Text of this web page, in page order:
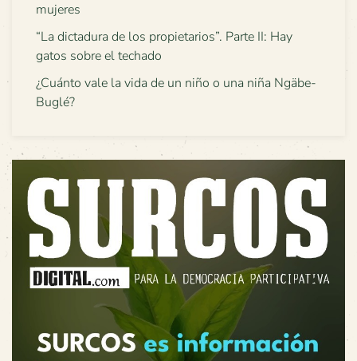
mujeres
“La dictadura de los propietarios”. Parte II: Hay
gatos sobre el techado
¿Cuánto vale la vida de un niño o una niña Ngäbe-
Buglé?